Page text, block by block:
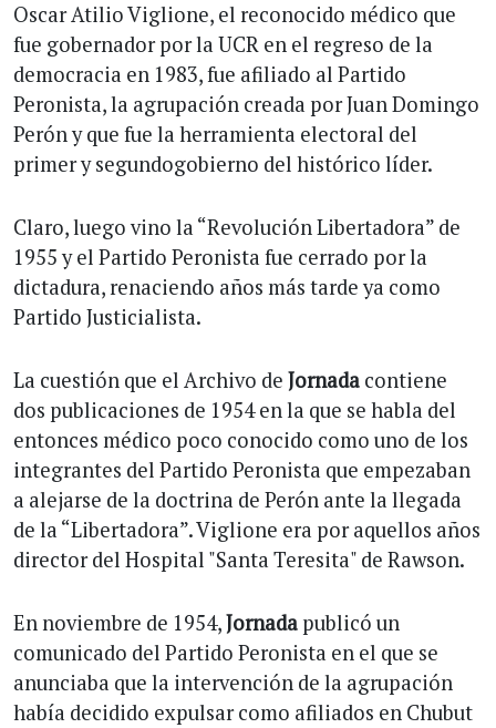
Oscar Atilio Viglione, el reconocido médico que
fue gobernador por la UCR en el regreso de la
democracia en 1983, fue afiliado al Partido
Peronista, la agrupación creada por Juan Domingo
Perón y que fue la herramienta electoral del
primer y segundogobierno del histórico líder.
Claro, luego vino la “Revolución Libertadora” de
1955 y el Partido Peronista fue cerrado por la
dictadura, renaciendo años más tarde ya como
Partido Justicialista.
La cuestión que el Archivo de Jornada contiene
dos publicaciones de 1954 en la que se habla del
entonces médico poco conocido como uno de los
integrantes del Partido Peronista que empezaban
a alejarse de la doctrina de Perón ante la llegada
de la “Libertadora”. Viglione era por aquellos años
director del Hospital "Santa Teresita" de Rawson.
En noviembre de 1954,Jornada publicó un
comunicado del Partido Peronista en el que se
anunciaba que la intervención de la agrupación
había decidido expulsar como afiliados en Chubut